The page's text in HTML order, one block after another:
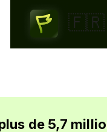
🇫🇷
de 5,7